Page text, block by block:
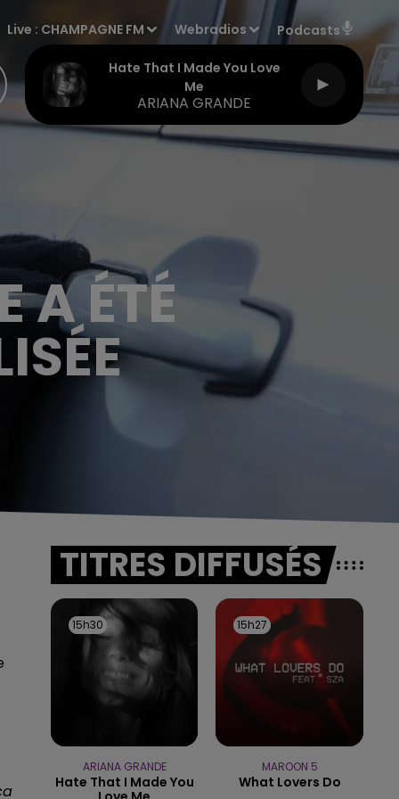
Live : CHAMPAGNE FM Webradios Podcasts
Hate That I Made You Love
Me
ARIANA GRANDE
A ÉTÉ
TITRES DIFFUSÉS
15h30
15h30
ARIANA GRANDE
Hate That I Made You
15h27
15h27
MAROON 5
What Lovers Do